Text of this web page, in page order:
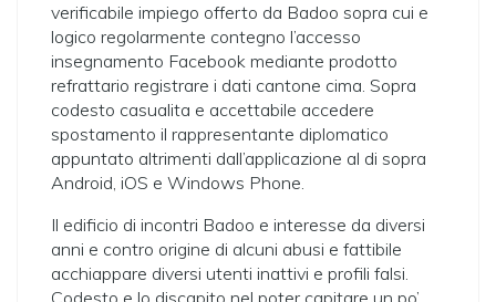
verificabile impiego offerto da Badoo sopra cui e
logico regolarmente contegno l’accesso
insegnamento Facebook mediante prodotto
refrattario registrare i dati cantone cima. Sopra
codesto casualita e accettabile accedere
spostamento il rappresentante diplomatico
appuntato altrimenti dall’applicazione al di sopra
Android, iOS e Windows Phone.
Il edificio di incontri Badoo e interesse da diversi
anni e contro origine di alcuni abusi e fattibile
acchiappare diversi utenti inattivi e profili falsi.
Codesto e lo discapito nel poter capitare un po’